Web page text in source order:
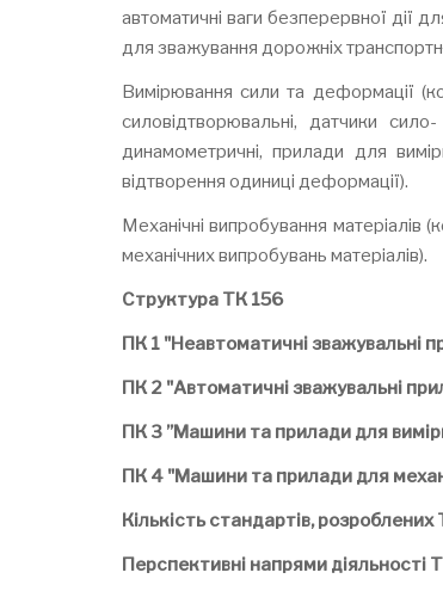
автоматичні ваги безперервної дії
для зважування дорожніх
Вимірювання сили та деформації
силовідтворювальні, датчики
динамометричні, прилади для
відтворення одиниці деформації).
Механічні випробування
механічних випробувань матеріалів).
Структура ТК 156
ПК 1 "Неавтоматичні зважувальні
ПК 2 "Автоматичні зважувальні
ПК 3 ”Машини та прилади для
ПК 4 "Машини та прилади для
Кількість стандартів,
Перспективні напрями діяльності